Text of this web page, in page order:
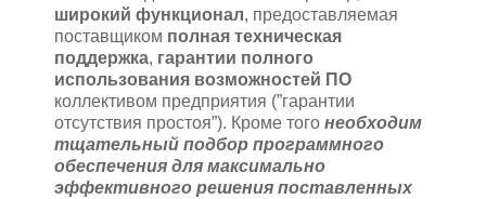
широкий функционал, предоставляемая
поставщиком полная техническая
поддержка, гарантии полного
использования возможностей ПО
коллективом предприятия (”гарантии
отсутствия простоя”). Кроме того необходим
тщательный подбор программного
обеспечения для максимально
эффективного решения поставленных